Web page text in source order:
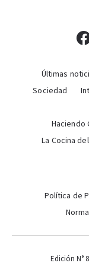
Últimas
Sociedad
Haciendo
La Cocina
Política de
Edición N°